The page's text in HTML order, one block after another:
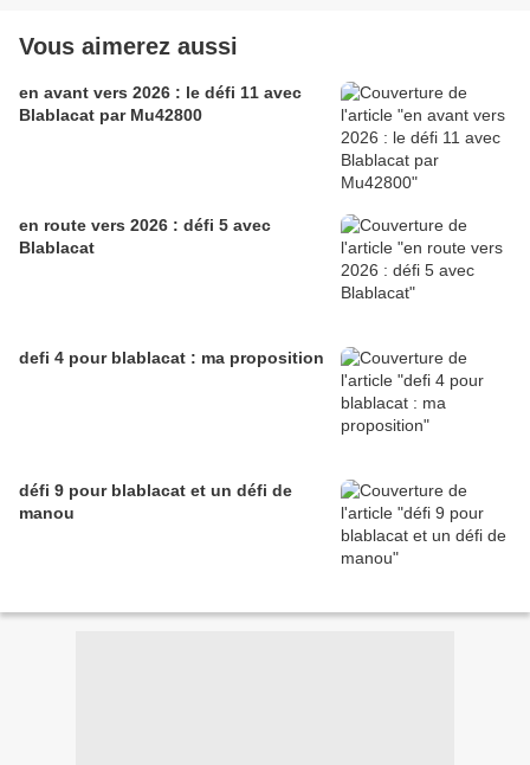
Vous aimerez aussi
en avant vers 2026 : le défi 11 avec
Blablacat par Mu42800
en route vers 2026 : défi 5 avec
Blablacat
defi 4 pour blablacat : ma proposition
défi 9 pour blablacat et un défi de
manou